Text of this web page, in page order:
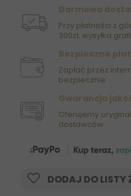
Darmowa
Przy płatności z
300zł, wysyłka
Bezpieczne
Zapłać przez
bezpiecznie
Gwarancja
Oferujemy
dostawców.
DODAJ DO LISTY